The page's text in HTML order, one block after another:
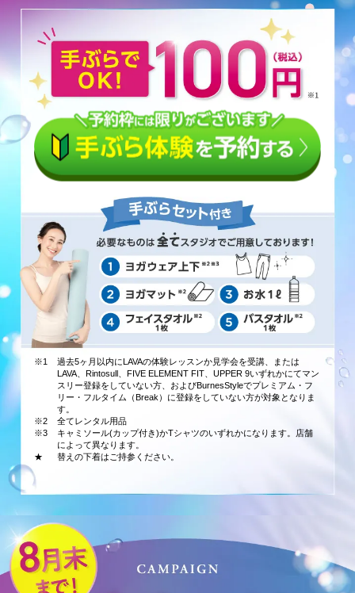
※1
過去5ヶ月以内にLAVAの体験レッスンか見学会を受講、または
LAVA、Rintosull、FIVE ELEMENT FIT、UPPER 9いずれかにてマン
スリー登録をしていない方、およびBurnesStyleでプレミアム・フ
リー・フルタイム（Break）に登録をしていない方が対象となりま
す。
※2
全てレンタル用品
※3
キャミソール(カップ付き)かTシャツのいずれかになります。店舗
によって異なります。
★
替えの下着はご持参ください。